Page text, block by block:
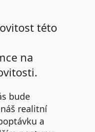
této
na
bude
realitní
a